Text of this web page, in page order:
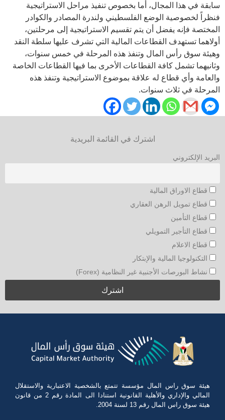
سابقة في هذا المجال، أما بخصوص تنفيذ مراحل الاستراتيجية
فنظراً لخصوصية الوضع الفلسطيني ولندرة المصادر والكوادر
المختصة فإنه يفضل أن يتم تقسيم الاستراتيجية إلى مرحلتين،
أولاهما تستهدف القطاعات المالية التي تشرف عليها سلطة النقد
وهيئة سوق رأس المال وتنفذ هذه المرحلة في خمس سنوات،
وثانيهما تشمل كافة القطاعات الأخرى بما فيها القطاعات الخاصة
والعامة وأي قطاع له علاقة بموضوع الاستراتيجية وتنفذ هذه
المرحلة في ثلاث سنوات.
اشترك في القائمة البريدية
البريد الإلكتروني
قطاع الاوراق المالية
قطاع تمويل الرهن العقاري
قطاع التأمين
قطاع التأجير التمويلي
قطاع الاعلام
التكنولوجيا المالية والإبتكار
نشاط البورصات الأجنبية غير النظامية (Forex)
هيئة سوق راس المال مؤسسة تتمتع بالشخصية الاعتبارية والاستقلال
المالي والإداري والأهلية القانونية استنادا الى المادة رقم 2 من قانون
هيئة سوق راس المال رقم 13 لسنة 2004.